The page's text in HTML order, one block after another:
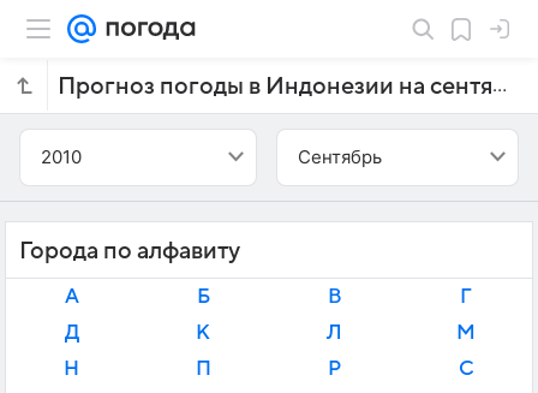
Прогноз погоды в Индонезии на сентябрь 2010 года
2010 Сентябрь
Города по алфавиту
А Б В
Г
Д
К Л
М
Н
П Р
С